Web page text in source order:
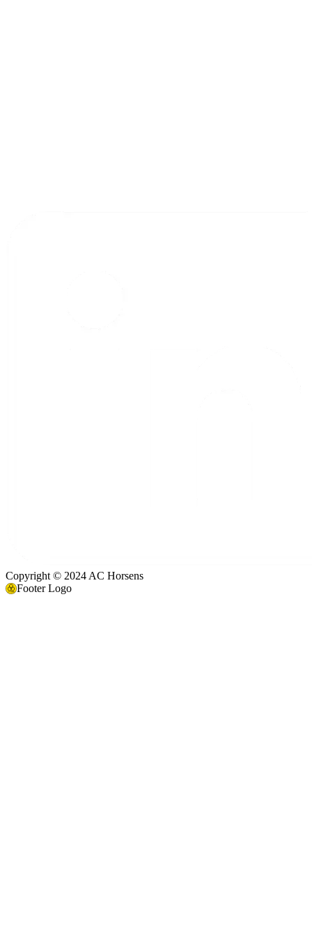
Copyright © 2024 AC Horsens
Footer Logo